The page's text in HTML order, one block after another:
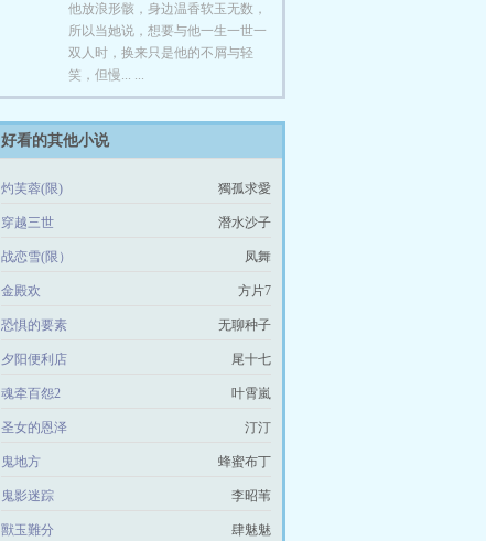
他放浪形骸，身边温香软玉无数，
所以当她说，想要与他一生一世一
双人时，换来只是他的不屑与轻
笑，但慢... ...
好看的其他小说
灼芙蓉(限) 獨孤求愛
穿越三世 潛水沙子
战恋雪(限） 凤舞
金殿欢 方片7
恐惧的要素 无聊种子
夕阳便利店 尾十七
魂牵百怨2 叶霄嵐
圣女的恩泽 汀汀
鬼地方 蜂蜜布丁
鬼影迷踪 李昭苇
獸玉難分 肆魅魅